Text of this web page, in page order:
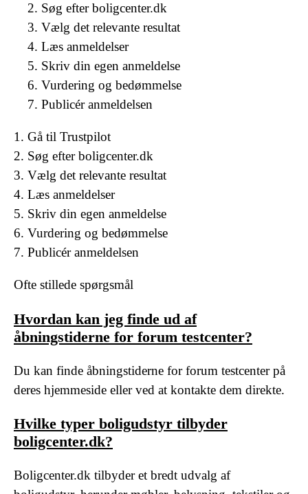
Søg efter boligcenter.dk
Vælg det relevante resultat
Læs anmeldelser
Skriv din egen anmeldelse
Vurdering og bedømmelse
Publicér anmeldelsen
Gå til Trustpilot
Søg efter boligcenter.dk
Vælg det relevante resultat
Læs anmeldelser
Skriv din egen anmeldelse
Vurdering og bedømmelse
Publicér anmeldelsen
Ofte stillede spørgsmål
Hvordan kan jeg finde ud af
åbningstiderne for forum testcenter?
Du kan finde åbningstiderne for forum testcenter på
deres hjemmeside eller ved at kontakte dem direkte.
Hvilke typer boligudstyr tilbyder
boligcenter.dk?
Boligcenter.dk tilbyder et bredt udvalg af